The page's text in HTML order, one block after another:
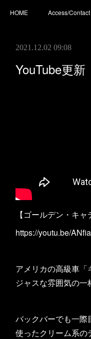
HOME Access/Contact
2021.12.02 09:08
YouTube更新
【ゴールデン・キャ
https://youtu.be/
アメリカの高級車
ジャスな雰囲気の一
バックバーでも一際
使ったクリーム系の